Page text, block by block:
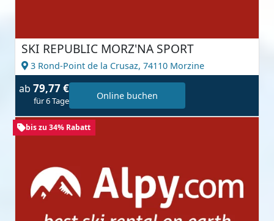
SKI REPUBLIC MORZ'NA SPORT
3 Rond-Point de la Crusaz, 74110 Morzine
ab 79,77 €
für 6 Tage Online buchen
bis zu 34% Rabatt